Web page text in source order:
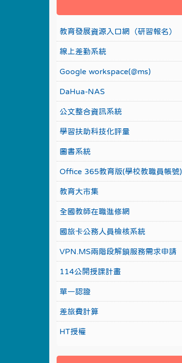
教育發展資源入口網（研習報名）
線上差勤系統
Google workspace(@ms)
DaHua-NAS
公文整合資訊系統
學習扶助科技化評量
圖書系統
Office 365教育版(學校教職員帳號)
教育大市集
全國教師在職進修網
國旅卡公務人員檢核系統
VPN.MS兩階段解鎖服務需求申請
114公開授課計畫
單一認證
差旅費計算
HT授權